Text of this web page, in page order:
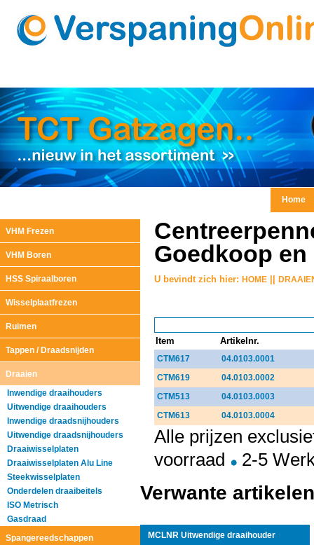
Home
VHM Frezen
VHM Boren
HSS Spiraalboren
Wisselplaatfrezen
Ruimen
Tappen / Draadsnijden
Draaien
Inwendige draaihouders
Uitwendige draaihouders
Inwendige draadsnijhouders
Uitwendige draadsnijhouders
Draaiwisselplaten
Draaiwisselplaten Alu Line
Steekwisselplaten
Onderdelen draaibeitels
ISO Metrisch
Gasdraad
Spangereedschappen
Goedkoop
U bevindt zich hier: HOME
Item Artikelnr.
CTM617
04.0103.0001
CTM619
04.0103.0002
CTM513
04.0103.0003
CTM613
04.0103.0004
Alle prijzen
voorraad
2-5
Verwante artikelen
MCLNR Uitwendige draaihouder